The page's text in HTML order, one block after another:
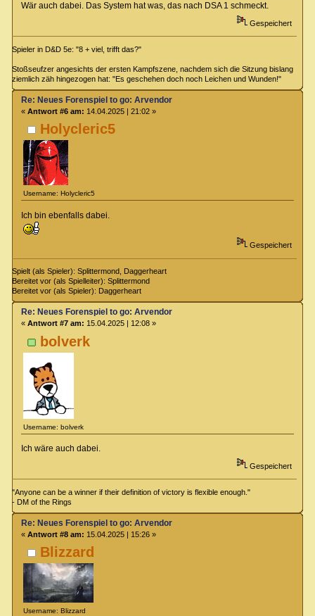
Wär auch dabei. Das System hat was, das nach DSA 1 schmeckt.
Gespeichert
Spieler in D&D 5e: "8 + viel, trifft das?"
Stoßseufzer angesichts der ersten Kampfszene, nachdem sich die Sitzung bislang
ziemlich zäh hingezogen hat: "Es geschehen doch noch Leichen und Wunden!"
Holycleric5
Username: Holycleric5
Re: Neues Forenspiel to go: Arvendor
« Antwort #6 am: 14.04.2025 | 21:02 »
Ich bin ebenfalls dabei.
Gespeichert
Spielt (als Spieler): Splittermond, Daggerheart
Bereitet vor (als Spielleiter): Splittermond
Bereitet vor (als Spieler): Daggerheart
bolverk
Username: bolverk
Re: Neues Forenspiel to go: Arvendor
« Antwort #7 am: 15.04.2025 | 12:08 »
Ich wäre auch dabei.
Gespeichert
"Anyone can be a winner if their definition of victory is flexible enough."
- DM of the Rings
Blizzard
Username: Blizzard
Re: Neues Forenspiel to go: Arvendor
« Antwort #8 am: 15.04.2025 | 15:26 »